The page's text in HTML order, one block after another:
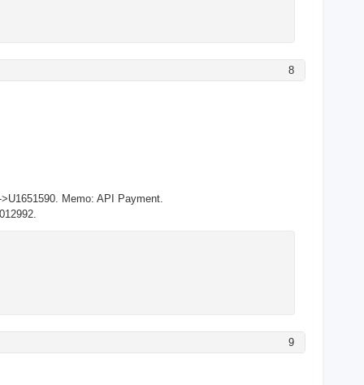
8
Memo: API Payment.
9